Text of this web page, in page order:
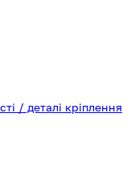
/ деталі кріплення